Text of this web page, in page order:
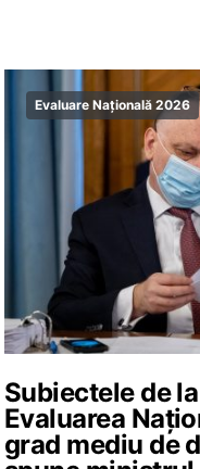
Evaluare Națională 2026
Subiectele de
Evaluarea
grad mediu de